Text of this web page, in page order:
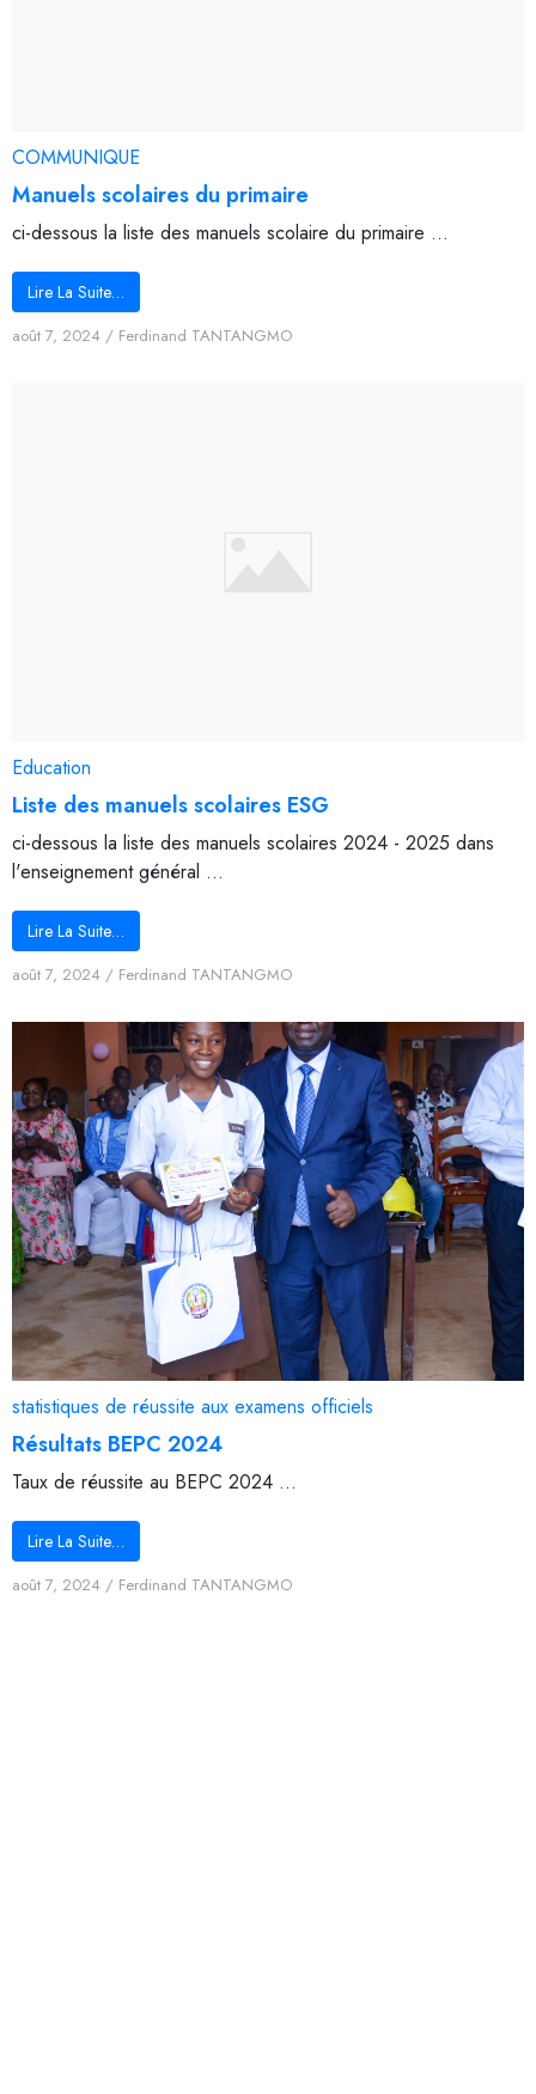
COMMUNIQUE
Manuels scolaires du primaire
ci-dessous la liste des manuels scolaire du primaire ...
Lire La Suite…
août 7, 2024 / Ferdinand TANTANGMO
Education
Liste des manuels scolaires ESG
ci-dessous la liste des manuels scolaires 2024 - 2025 dans
l'enseignement général ...
Lire La Suite…
août 7, 2024 / Ferdinand TANTANGMO
statistiques de réussite aux examens officiels
Résultats BEPC 2024
Taux de réussite au BEPC 2024 ...
Lire La Suite…
août 7, 2024 / Ferdinand TANTANGMO